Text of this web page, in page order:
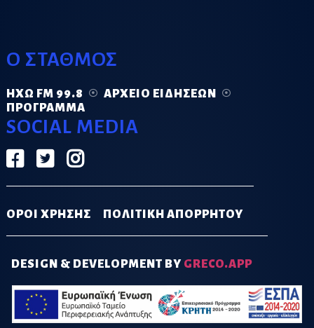
Ο ΣΤΑΘΜΟΣ
ΗΧΏ FM 99.8
ΑΡΧΕΊΟ ΕΙΔΉΣΕΩΝ
ΠΡΌΓΡΑΜΜΑ
SOCIAL MEDIA
ΟΡΟΙ ΧΡΗΣΗΣ ΠΟΛΙΤΙΚΗ ΑΠΟΡΡΗΤΟΥ
DESIGN & DEVELOPMENT BY GRECO.APP